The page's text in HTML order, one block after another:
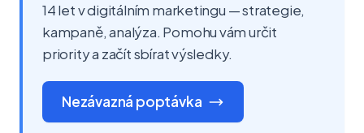
14 let v digitálním marketingu — strategie,
kampaně, analýza. Pomohu vám určit
priority a začít sbírat výsledky.
Nezávazná poptávka